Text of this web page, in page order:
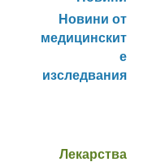
Новини от
медицинскит
е
изследвания
Лекарства